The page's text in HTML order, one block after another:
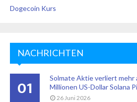
Dogecoin Kurs
NACHRICHTEN
01
Solmate Aktie verliert mehr
Millionen US-Dollar Solana
26 Juni 2026